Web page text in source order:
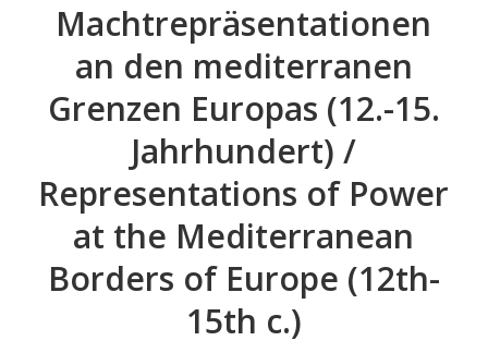
Machtrepräsentationen
an den mediterranen
Grenzen Europas (12.-15.
Jahrhundert) /
Representations of Power
at the Mediterranean
Borders of Europe (12th-
15th c.)